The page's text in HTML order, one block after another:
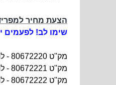
הצעת מחיר למפריד שומנים
שימו לב! לפעמים
מק"ט 80672220 - להתקנה מעל או מתחת לקרקע, מיכל עם 1
מק"ט 80672221 -
מק"ט 80672222 -